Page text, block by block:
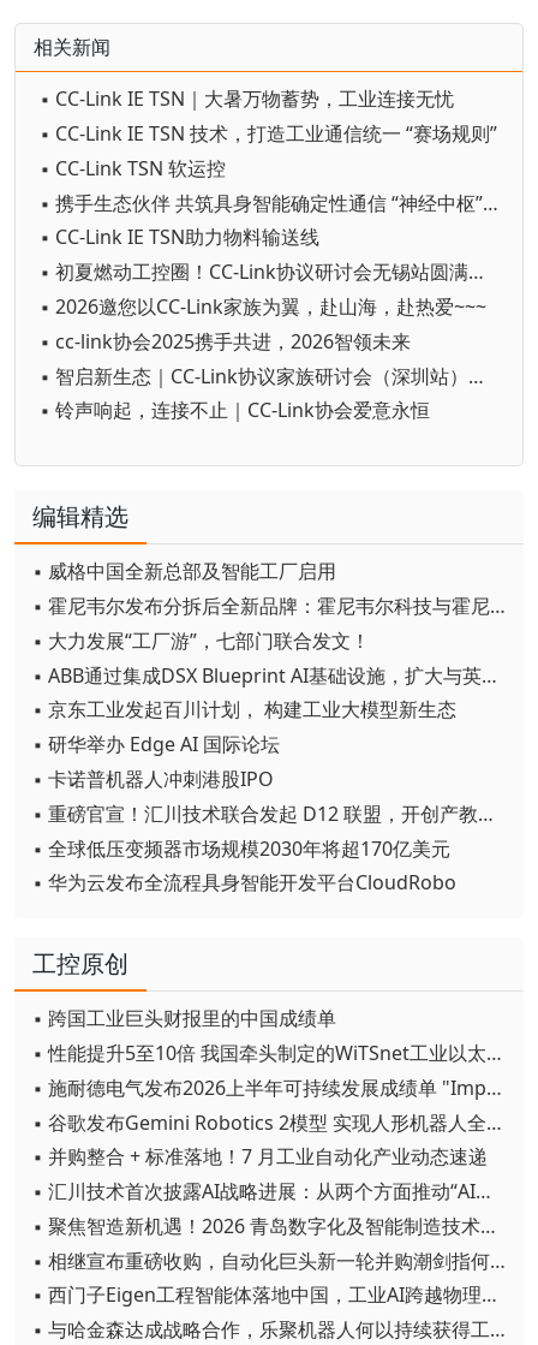
相关新闻
▪ CC-Link IE TSN｜大暑万物蓄势，工业连接无忧
▪ CC-Link IE TSN 技术，打造工业通信统一 “赛场规则”
▪ CC-Link TSN 软运控
▪ 携手生态伙伴 共筑具身智能确定性通信 “神经中枢”—CC-Link IE TSN
▪ CC-Link IE TSN助力物料输送线
▪ 初夏燃动工控圈！CC-Link协议研讨会无锡站圆满收官
▪ 2026邀您以CC-Link家族为翼，赴山海，赴热爱~~~
▪ cc-link协会2025携手共进，2026智领未来
▪ 智启新生态｜CC-Link协议家族研讨会（深圳站）圆满落幕
▪ 铃声响起，连接不止｜CC-Link协会爱意永恒
编辑精选
▪ 威格中国全新总部及智能工厂启用
▪ 霍尼韦尔发布分拆后全新品牌：霍尼韦尔科技与霍尼韦尔航空航天
▪ 大力发展“工厂游”，七部门联合发文！
▪ ABB通过集成DSX Blueprint AI基础设施，扩大与英伟达的合作
▪ 京东工业发起百川计划， 构建工业大模型新生态
▪ 研华举办 Edge AI 国际论坛
▪ 卡诺普机器人冲刺港股IPO
▪ 重磅官宣！汇川技术联合发起 D12 联盟，开创产教融合新范式
▪ 全球低压变频器市场规模2030年将超170亿美元
▪ 华为云发布全流程具身智能开发平台CloudRobo
工控原创
▪ 跨国工业巨头财报里的中国成绩单
▪ 性能提升5至10倍 我国牵头制定的WiTSnet工业以太网国际标准正式发布
▪ 施耐德电气发布2026上半年可持续发展成绩单 "Impact 2030"路线图开局稳健
▪ 谷歌发布Gemini Robotics 2模型 实现人形机器人全身智能控制突破
▪ 并购整合 + 标准落地！7 月工业自动化产业动态速递
▪ 汇川技术首次披露AI战略进展：从两个方面推动“AI业务化”落地
▪ 聚焦智造新机遇！2026 青岛数字化及智能制造技术论坛圆满落幕
▪ 相继宣布重磅收购，自动化巨头新一轮并购潮剑指何方？
▪ 西门子Eigen工程智能体落地中国，工业AI跨越物理世界“确定性”拐点
▪ 与哈金森达成战略合作，乐聚机器人何以持续获得工业巨头青睐？